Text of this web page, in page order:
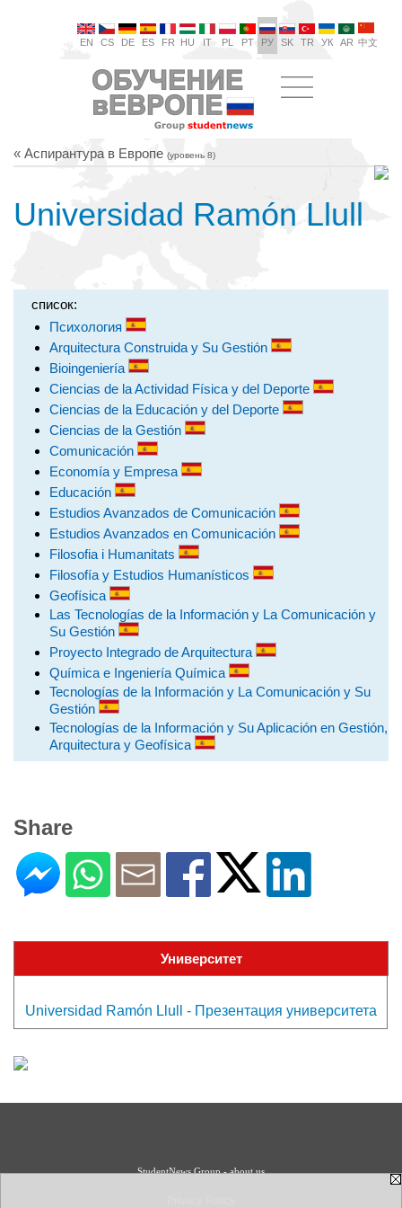
EN CS DE ES FR HU IT PL PT РУ SK TR УК AR 中文
« Аспирантура в Европе (уровень 8)
Universidad Ramón Llull
список:
Психология
Arquitectura Construida y Su Gestión
Bioingeniería
Ciencias de la Actividad Física y del Deporte
Ciencias de la Educación y del Deporte
Ciencias de la Gestión
Comunicación
Economía y Empresa
Educación
Estudios Avanzados de Comunicación
Estudios Avanzados en Comunicación
Filosofia i Humanitats
Filosofía y Estudios Humanísticos
Geofísica
Las Tecnologías de la Información y La Comunicación y
Su Gestión
Proyecto Integrado de Arquitectura
Química e Ingeniería Química
Tecnologías de la Información y La Comunicación y Su
Gestión
Tecnologías de la Información y Su Aplicación en Gestión,
Arquitectura y Geofísica
Share
Университет
Universidad Ramón Llull - Презентация университета
StudentNews Group - about us